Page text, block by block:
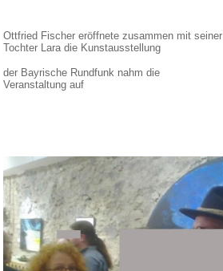
Ottfried Fischer eröffnete zusammen mit seiner
Tochter Lara die Kunstausstellung
der Bayrische Rundfunk nahm die
Veranstaltung auf